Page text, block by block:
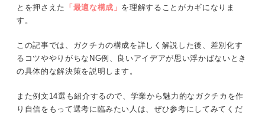
学業のガクチカで差をつける！ 選考通過に欠かせ
を書く
②取り組みの過程で周囲とどうかかわった
③学業の結果や評価に客観性を持たせる
とを押さえた 「最適な構成」 を理解することがカギになりま
す。
この記事では、ガクチカの構成を詳しく解説した後、差別化す
るコツややりがちなNG例、良いアイデアが思い浮かばないとき
の具体的な解決策を説明します。
また例文14選も紹介するので、学業から魅力的なガクチカを作
り自信をもって選考に臨みたい人は、ぜひ参考にしてみてくだ
②能力に再現性があるかを判断してミスマッチを防ぐため
学業のエピソードは差別化が難しいため
勉強しかしていないと思われる可能性があるため